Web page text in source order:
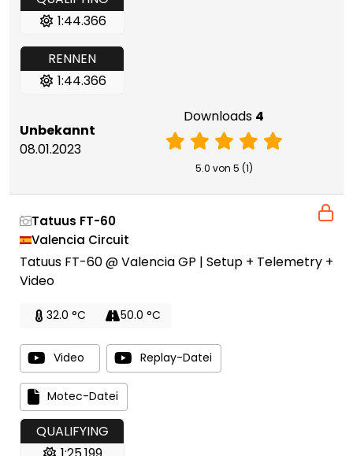
1:44.366
RENNEN
1:44.366
Unbekannt
08.01.2023
Downloads 4
5.0 von 5 (1)
Tatuus FT-60
Valencia Circuit
Tatuus FT-60 @ Valencia GP | Setup + Telemetry +
Video
32.0 °C 50.0 °C
Video Replay-Datei
Motec-Datei
QUALIFYING